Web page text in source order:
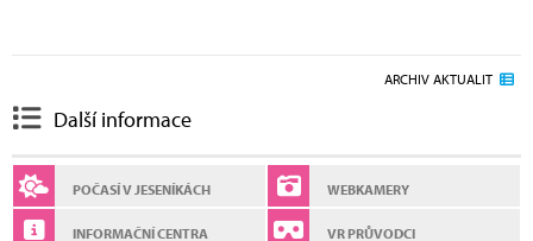
ARCHIV AKTUALIT
Další informace
POČASÍ V JESENÍKÁCH WEBKAMERY
INFORMAČNÍ CENTRA VR PRŮVODCI